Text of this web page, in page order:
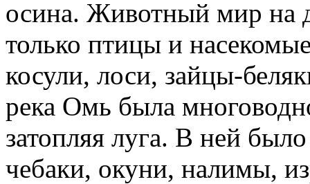
осина. Животный мир на
только птицы и
косули, лоси, зайцы-
река Омь была
затопляя луга. В ней
чебаки, окуни, налимы,